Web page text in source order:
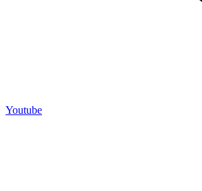
Youtube